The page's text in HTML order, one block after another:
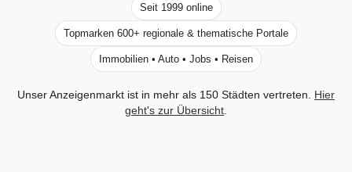
Seit 1999 online
Topmarken 600+ regionale & thematische Portale
Immobilien • Auto • Jobs • Reisen
Unser Anzeigenmarkt ist in mehr als 150 Städten vertreten.
Hier
geht's zur Übersicht